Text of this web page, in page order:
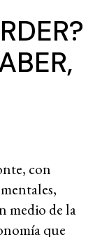
con
medio de la
que